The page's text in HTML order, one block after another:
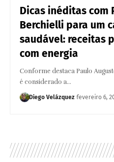
Dicas inéditas com
Berchielli para um
saudável: receitas
com energia
Conforme destaca Paulo
é considerado a…
Diego Velázquez fevereiro 6,